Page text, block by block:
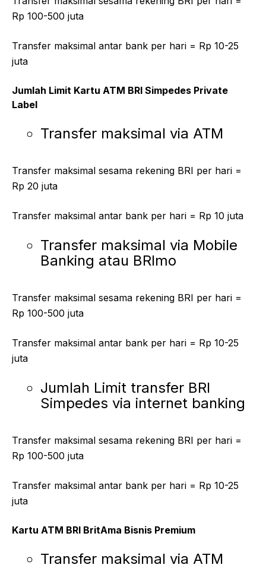
Rp 100-500 juta
Transfer maksimal antar bank per hari = Rp 10-25
juta
Jumlah Limit Kartu ATM BRI Simpedes Private
Label
Transfer maksimal via ATM
Transfer maksimal sesama rekening BRI per hari =
Rp 20 juta
Transfer maksimal antar bank per hari = Rp 10 juta
Transfer maksimal via Mobile
Banking atau BRImo
Transfer maksimal sesama rekening BRI per hari =
Rp 100-500 juta
Transfer maksimal antar bank per hari = Rp 10-25
juta
Jumlah Limit transfer BRI
Simpedes via internet banking
Transfer maksimal sesama rekening BRI per hari =
Rp 100-500 juta
Transfer maksimal antar bank per hari = Rp 10-25
juta
Kartu ATM BRI BritAma Bisnis Premium
Transfer maksimal via ATM